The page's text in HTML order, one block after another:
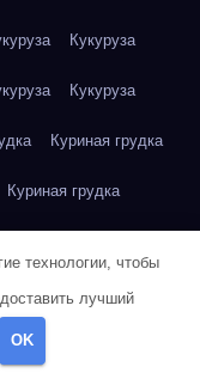
Кукуруза
Кукуруза
Куриная грудка
Куриная грудка
Куриная грудка
Куриная грудка
технологии, чтобы
лучший
OK